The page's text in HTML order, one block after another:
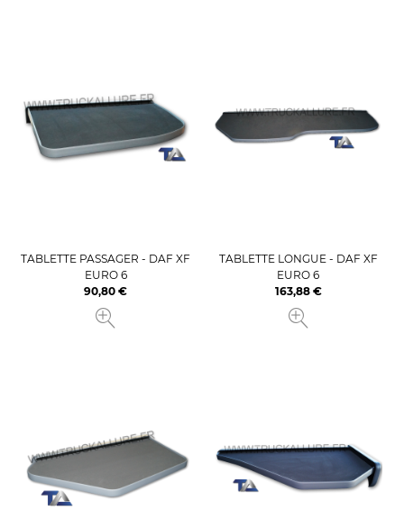
TABLETTE PASSAGER - DAF XF
EURO 6
Prix
90,80 €
TABLETTE LONGUE - DAF XF
EURO 6
Prix
163,88 €